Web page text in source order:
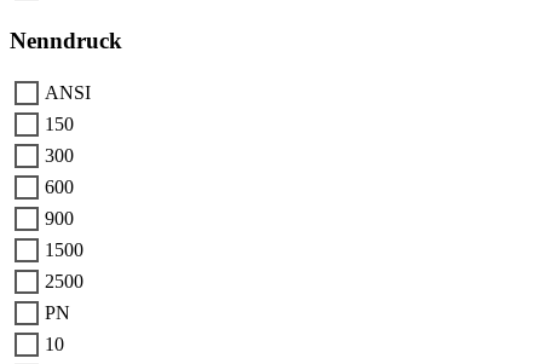
Nenndruck
ANSI
150
300
600
900
1500
2500
PN
10